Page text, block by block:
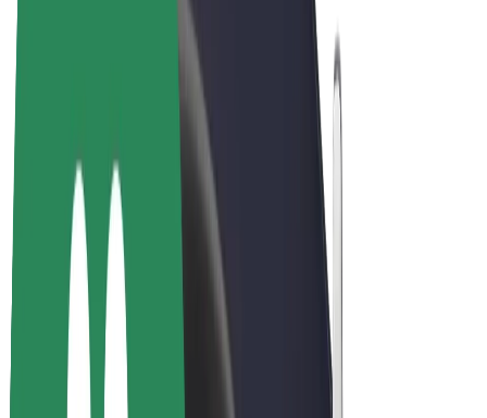
Bolt para empresas
Conductores
Ingresos de conductor/a
Repartidores
Ingresos de repartidor
Comercios de Bolt Food
Flotas